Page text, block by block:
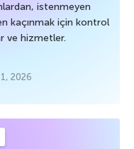
istenmeyen
kaçınmak için kontrol
ve hizmetler.
2026